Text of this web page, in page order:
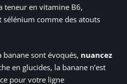
teneur en vitamine B6,
sélénium comme des atouts
banane sont évoqués, nuancez
en glucides, la banane n’est
pour votre ligne